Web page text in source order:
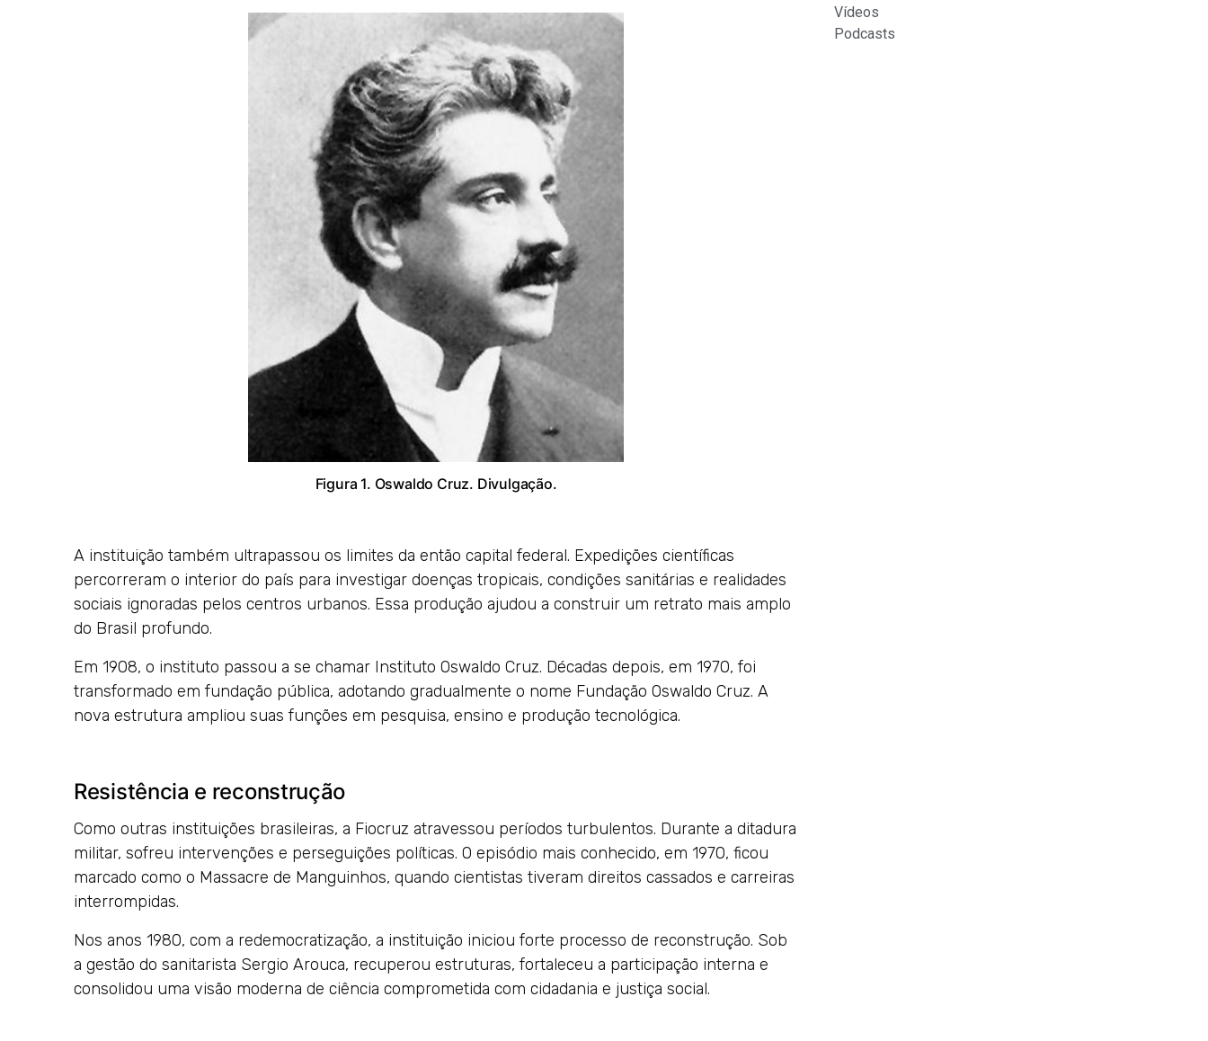
Figura 1. Oswaldo Cruz. Divulgação.
A instituição também ultrapassou os limites da então capital federal. Expedições científicas
percorreram o interior do país para investigar doenças tropicais, condições sanitárias e realidades
sociais ignoradas pelos centros urbanos. Essa produção ajudou a construir um retrato mais amplo
do Brasil profundo.
Em 1908, o instituto passou a se chamar Instituto Oswaldo Cruz. Décadas depois, em 1970, foi
transformado em fundação pública, adotando gradualmente o nome Fundação Oswaldo Cruz. A
nova estrutura ampliou suas funções em pesquisa, ensino e produção tecnológica.
Resistência e reconstrução
Como outras instituições brasileiras, a Fiocruz atravessou períodos turbulentos. Durante a ditadura
militar, sofreu intervenções e perseguições políticas. O episódio mais conhecido, em 1970, ficou
marcado como o Massacre de Manguinhos, quando cientistas tiveram direitos cassados e carreiras
interrompidas.
Nos anos 1980, com a redemocratização, a instituição iniciou forte processo de reconstrução. Sob
a gestão do sanitarista Sergio Arouca, recuperou estruturas, fortaleceu a participação interna e
consolidou uma visão moderna de ciência comprometida com cidadania e justiça social.
Vídeos
Podcasts